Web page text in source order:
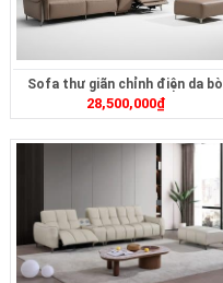
Sofa thư giãn chỉnh điện da bò
ZT269
28,500,000₫